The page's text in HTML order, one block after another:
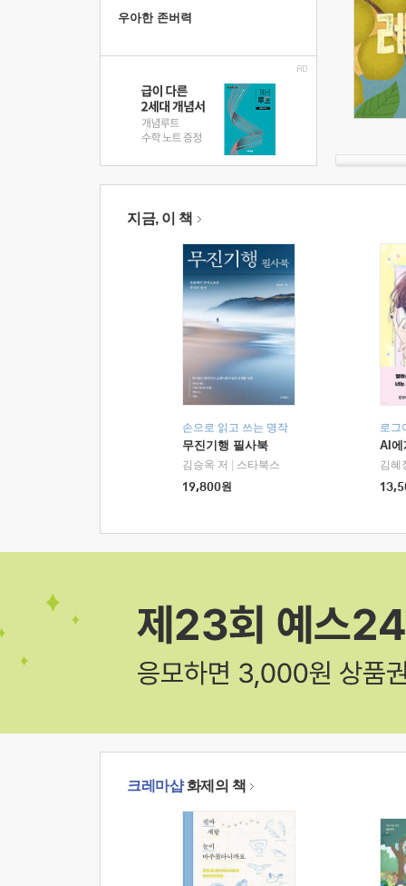
우아한 존버력
지금, 이 책
손으로 읽고 쓰는 명작
무진기행 필사북
김승옥 저
스타북스
19,800원
로그
AI에
김혜
크레마샵화제의 책